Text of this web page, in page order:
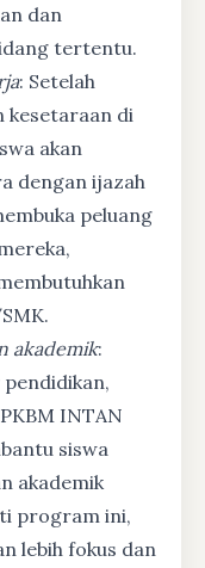
dan
tertentu.
: Setelah
kesetaraan di
akan
dengan ijazah
peluang
akademik:
INTAN
siswa
akademik
program ini,
lebih fokus dan